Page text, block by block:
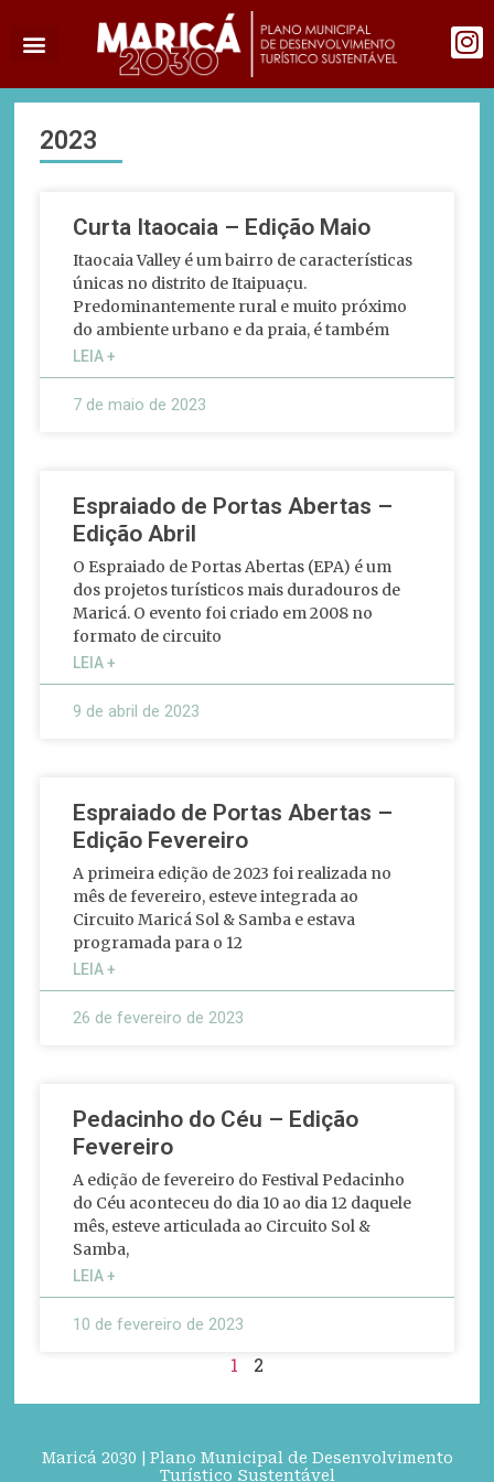
2023
Curta Itaocaia – Edição Maio
Itaocaia Valley é um bairro de características
únicas no distrito de Itaipuaçu.
Predominantemente rural e muito próximo
do ambiente urbano e da praia, é também
LEIA +
7 de maio de 2023
Espraiado de Portas Abertas –
Edição Abril
O Espraiado de Portas Abertas (EPA) é um
dos projetos turísticos mais duradouros de
Maricá. O evento foi criado em 2008 no
formato de circuito
LEIA +
9 de abril de 2023
Espraiado de Portas Abertas –
Edição Fevereiro
A primeira edição de 2023 foi realizada no
mês de fevereiro, esteve integrada ao
Circuito Maricá Sol & Samba e estava
programada para o 12
LEIA +
26 de fevereiro de 2023
Pedacinho do Céu – Edição
Fevereiro
A edição de fevereiro do Festival Pedacinho
do Céu aconteceu do dia 10 ao dia 12 daquele
mês, esteve articulada ao Circuito Sol &
Samba,
LEIA +
10 de fevereiro de 2023
1 2
Maricá 2030 | Plano Municipal de Desenvolvimento
Turístico Sustentável